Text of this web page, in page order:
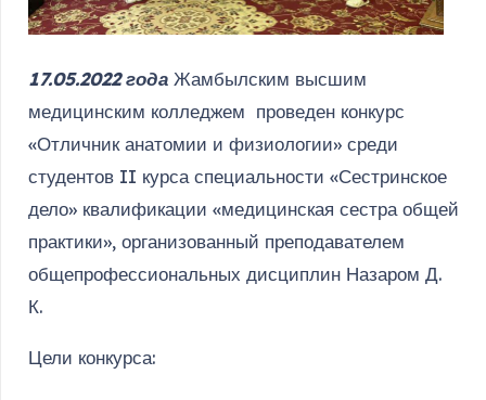
17.05.2022 годаЖамбылским высшим
медицинским колледжем проведен конкурс
«Отличник анатомии и физиологии» среди
студентов II курса специальности «Сестринское
дело» квалификации «медицинская сестра общей
практики», организованный преподавателем
общепрофессиональных дисциплин Назаром Д.
К.
Цели конкурса: